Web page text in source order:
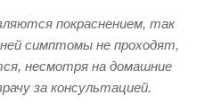
покраснением, так
симптомы не проходят,
несмотря на домашние
за консультацией.